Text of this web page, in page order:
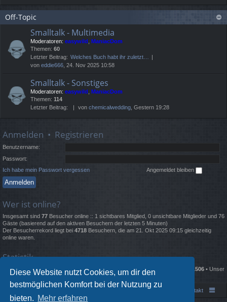
Diese Website nutzt Cookies, um dir den
bestmöglichen Komfort bei der Nutzung zu
bieten. Mehr erfahren
Off-Topic
Smalltalk - Multimedia
Moderatoren: easywild ManiacDom
Themen: 60
Letzter Beitrag: Welches Buch habt ihr zuletzt…
von eddie666 , 24. Nov 2025 10:58
Smalltalk - Sonstiges
Moderatoren: easywild ManiacDom
Themen: 114
Letzter Beitrag:
von chemicalwedding , Gestern 19:28
Anmelden • Registrieren
Benutzername:
Passwort:
Ich habe mein Passwort vergessen
Angemeldet bleiben
Wer ist online?
Insgesamt sind 77 Besucher online :: 1 sichtbares Mitglied, 0 unsichtbare Mitglieder und 76
Gäste (basierend auf den aktiven Besuchern der letzten 5 Minuten)
Der Besucherrekord liegt bei 4718 Besuchern, die am 21. Okt 2025 09:15 gleichzeitig
online waren.
Statistik
Beiträge insgesamt 135676 • Themen insgesamt 2332• Mitglieder insgesamt 1506 • Unser
neuestes Mitglied:Lewisgrold
Kontakt